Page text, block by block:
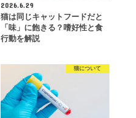
2026.6.29
猫は同じキャットフードだと
「味」に飽きる？嗜好性と食
行動を解説
猫について